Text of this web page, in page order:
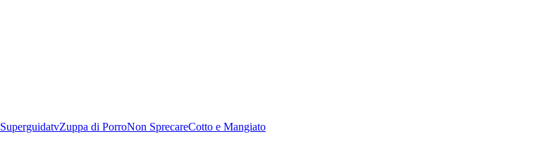
SuperguidatvZuppa di PorroNon SprecareCotto e Mangiato